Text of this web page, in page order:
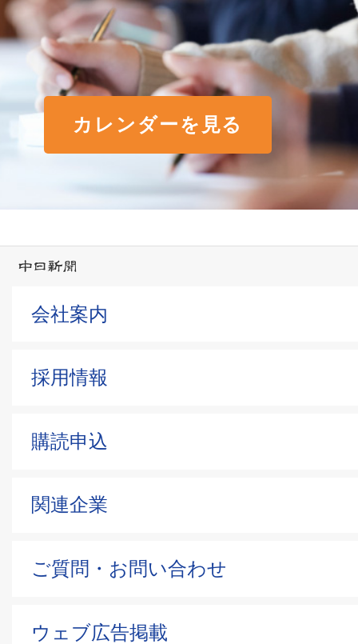
カレンダーを見る
会社案内
採用情報
購読申込
関連企業
ご質問・お問い合わせ
ウェブ広告掲載